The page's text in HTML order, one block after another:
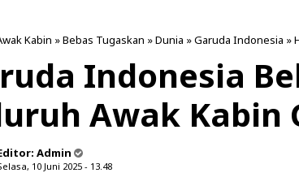
Kabin »Bebas Tugaskan »Dunia »Garuda Indonesia »
Indonesia
Awak Kabin
Admin
10 Juni 2025 - 13.48